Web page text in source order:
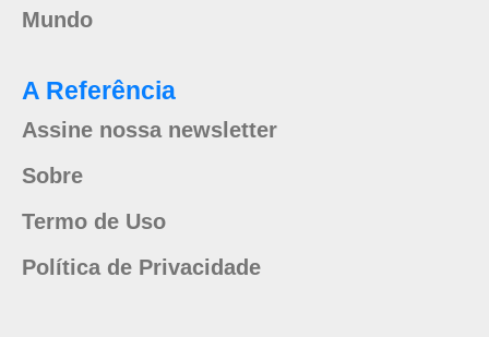
Mundo
A Referência
Assine nossa newsletter
Sobre
Termo de Uso
Política de Privacidade